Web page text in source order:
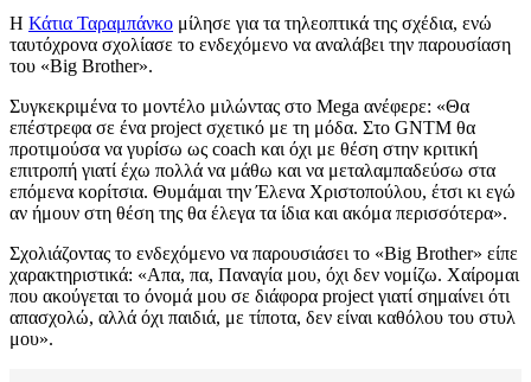
Η Κάτια Ταραμπάνκο μίλησε για τα τηλεοπτικά της σχέδια, ενώ
ταυτόχρονα σχολίασε το ενδεχόμενο να αναλάβει την παρουσίαση
του «Big Brother».
Συγκεκριμένα το μοντέλο μιλώντας στο Mega ανέφερε: «Θα
επέστρεφα σε ένα project σχετικό με τη μόδα. Στο GNTM θα
προτιμούσα να γυρίσω ως coach και όχι με θέση στην κριτική
επιτροπή γιατί έχω πολλά να μάθω και να μεταλαμπαδεύσω στα
επόμενα κορίτσια. Θυμάμαι την Έλενα Χριστοπούλου, έτσι κι εγώ
αν ήμουν στη θέση της θα έλεγα τα ίδια και ακόμα περισσότερα».
Σχολιάζοντας το ενδεχόμενο να παρουσιάσει το «Big Brother» είπε
χαρακτηριστικά: «Απα, πα, Παναγία μου, όχι δεν νομίζω. Χαίρομαι
που ακούγεται το όνομά μου σε διάφορα project γιατί σημαίνει ότι
απασχολώ, αλλά όχι παιδιά, με τίποτα, δεν είναι καθόλου του στυλ
μου».